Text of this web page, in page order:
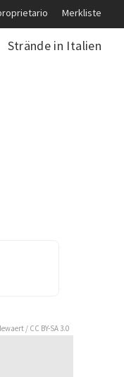
Merkliste
Strände in Italien
/ CC BY-SA 3.0